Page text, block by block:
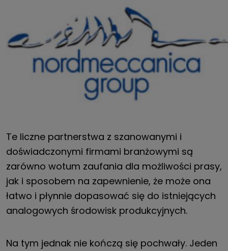
Te liczne partnerstwa z szanowanymi i
doświadczonymi firmami branżowymi są
zarówno wotum zaufania dla możliwości prasy,
jak i sposobem na zapewnienie, że może ona
łatwo i płynnie dopasować się do istniejących
analogowych środowisk produkcyjnych.
Na tym jednak nie kończą się pochwały. Jeden